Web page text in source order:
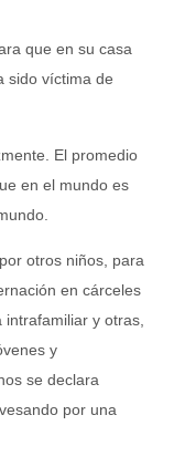
que en su casa
sido víctima de
El promedio
en el mundo es
otros niños, para
en cárceles
y otras,
y
se declara
por una